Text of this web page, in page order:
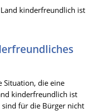
kinderfreundlich ist
Situation, die eine
kinderfreundlich ist
für die Bürger nicht